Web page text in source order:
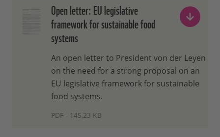
Open letter: EU legislative
framework for sustainable food
systems
An open letter to President von der Leyen
on the need for a strong proposal on an
EU legislative framework for sustainable
food systems.
PDF - 145,23 KB